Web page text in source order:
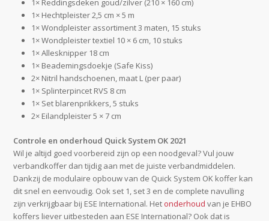
1× Reddingsdeken goud/zilver (210 × 160 cm)
1× Hechtpleister 2,5 cm × 5 m
1× Wondpleister assortiment 3 maten, 15 stuks
1× Wondpleister textiel 10 × 6 cm, 10 stuks
1× Allesknipper 18 cm
1× Beademingsdoekje (Safe Kiss)
2× Nitril handschoenen, maat L (per paar)
1× Splinterpincet RVS 8 cm
1× Set blarenprikkers, 5 stuks
2× Eilandpleister 5 × 7 cm
Controle en onderhoud Quick System OK 2021
Wil je altijd goed voorbereid zijn op een noodgeval? Vul jouw
verbandkoffer dan tijdig aan met de juiste verbandmiddelen.
Dankzij de modulaire opbouw van de Quick System OK koffer kan
dit snel en eenvoudig. Ook set 1, set 3 en de complete navulling
zijn verkrijgbaar bij ESE International. Hetonderhoud van je EHBO
koffers liever uitbesteden aan ESE International? Ook dat is